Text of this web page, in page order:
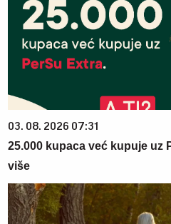
03. 08. 2026 07:31
25.000 kupaca već kupuje uz
više